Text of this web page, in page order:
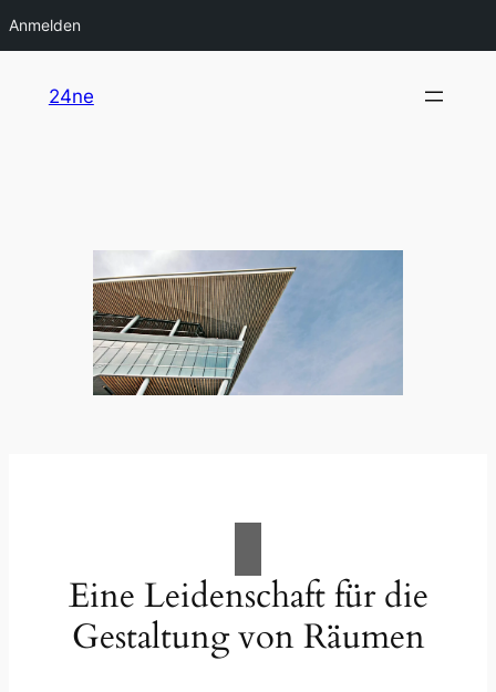
Anmelden
Inhalt24ne
Eine Leidenschaft für die
Gestaltung von Räumen